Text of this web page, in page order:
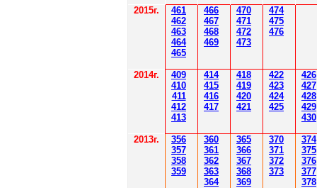
2015г. 461
462
463
464
465
466
467
468
469
470
471
472
473
474
475
476
2014г. 409
410
411
412
413
414
415
416
417
418
419
420
421
422
423
424
425
426
427
428
429
430
2013г.
356
357
358
359
360
361
362
363
364
365
366
367
368
369
370
371
372
373
374
375
376
377
378